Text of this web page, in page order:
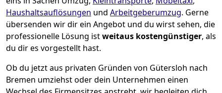
Haushaltsauflösungen und Arbeitgeberumzug. Gerne
übersenden wir dir ein Angebot und du wirst sehen, die
professionelle Lösung istweitaus kostengünstiger, als
du dir es vorgestellt hast.
Ob du jetzt aus privaten Gründen von Gütersloh nach
Bremen umziehst oder dein Unternehmen einen